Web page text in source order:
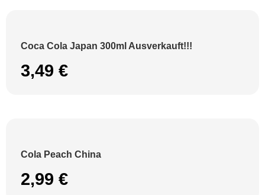
Coca Cola Japan 300ml Ausverkauft!!!
3,49 €
Cola Peach China
2,99 €